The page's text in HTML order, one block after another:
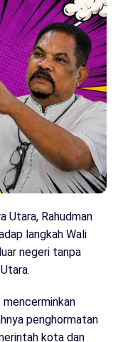
Utara, Rahudman
langkah Wali
negeri tanpa
penghormatan
kota dan